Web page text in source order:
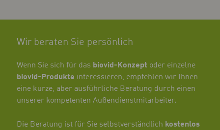
Wir beraten Sie persönlich
Wenn Sie sich für das biovid-Konzept oder einzelne
biovid-Produkte interessieren, empfehlen wir Ihnen
eine kurze, aber ausführliche Beratung durch einen
unserer kompetenten Außendienstmitarbeiter.
Die Beratung ist für Sie selbstverständlich kostenlos